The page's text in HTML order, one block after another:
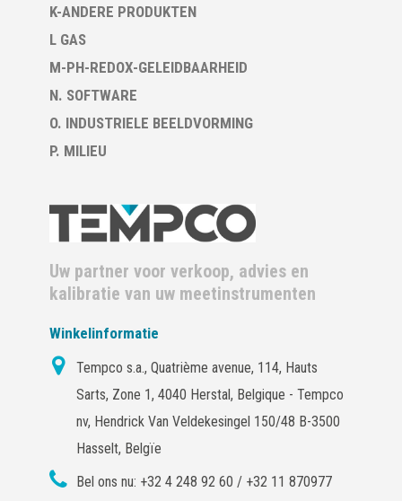
K-ANDERE PRODUKTEN
L GAS
M-PH-REDOX-GELEIDBAARHEID
N. SOFTWARE
O. INDUSTRIELE BEELDVORMING
P. MILIEU
Uw partner voor verkoop, advies en
kalibratie van uw meetinstrumenten
Winkelinformatie
Tempco s.a., Quatrième avenue, 114, Hauts
Sarts, Zone 1, 4040 Herstal, Belgique - Tempco
nv, Hendrick Van Veldekesingel 150/48 B-3500
Hasselt, Belgïe
Bel ons nu: +32 4 248 92 60 / +32 11 870977